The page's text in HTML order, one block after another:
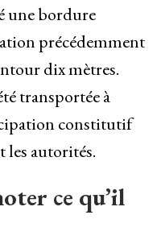
une bordure
précédemment
dix mètres.
transportée à
constitutif
les autorités.
ce qu’il